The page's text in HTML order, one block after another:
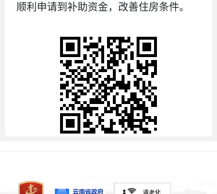
顺利申请到补助资金，改善住房条件。